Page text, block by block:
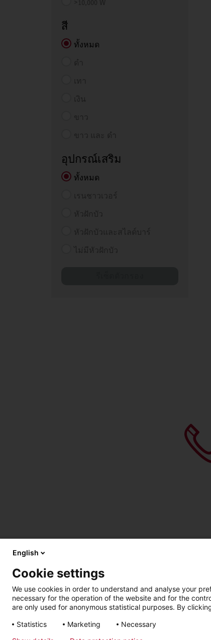
สี
ทั้งหมด
อุปกรณ์เสริม
ทั้งหมด
English
Cookie settings
We use cookies in order to understand and analyse your
necessary for the operation of the website and for the
are only used for anonymous statistical purposes. By
Statistics
Marketing Necessary